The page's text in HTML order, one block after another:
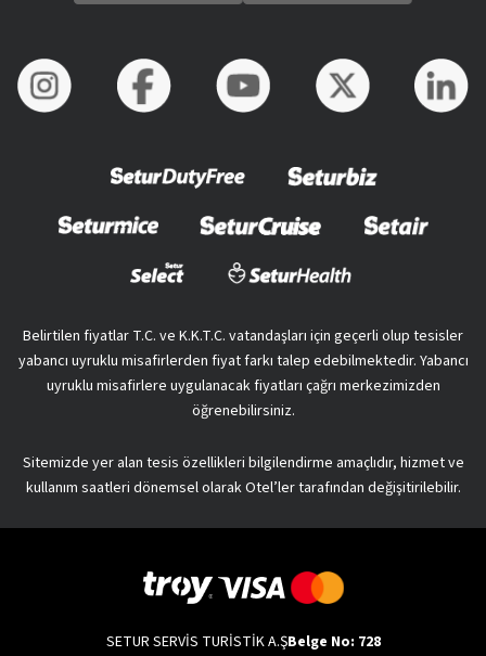
Belirtilen fiyatlar T.C. ve K.K.T.C. vatandaşları için geçerli olup tesisler
yabancı uyruklu misafirlerden fiyat farkı talep edebilmektedir. Yabancı
uyruklu misafirlere uygulanacak fiyatları çağrı merkezimizden
öğrenebilirsiniz.
Sitemizde yer alan tesis özellikleri bilgilendirme amaçlıdır, hizmet ve
kullanım saatleri dönemsel olarak Otel’ler tarafından değişitirilebilir.
SETUR SERVİS TURİSTİK A.ŞBelge No: 728